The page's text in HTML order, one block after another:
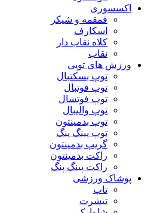
اکسسوری
قمقمه و شیکر
اسکارف
کلاه نقاب دار
نقاب
ورزش های توپی
توپ بسکتبال
توپ فوتبال
توپ فوتسال
توپ والیبال
توپ بدمینتون
توپ پینگ پنگ
گریپ بدمینتون
راکت بدمینتون
راکت پینگ پنگ
پوشاک ورزشی
تاپ
تیشرت